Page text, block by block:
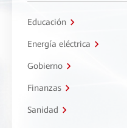
Educación
Energía eléctrica
Gobierno
Finanzas
Sanidad